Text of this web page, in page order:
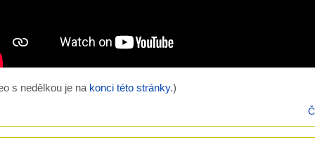
s nedělkou je na konci této stránky.)